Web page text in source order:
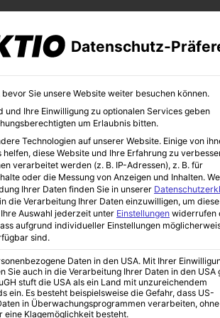
KUNST
2022
Datenschutz-
Sie unsere Website weiter besuchen können.
und Ihre Einwilligung zu optionalen Services geben
um Erlaubnis bitten.
Technologien auf unserer Website. Einige von
diese Website und Ihre Erfahrung zu
verarbeitet werden (z. B. IP-Adressen), z. B. für
oder die Messung von Anzeigen und Inhalten.
Ihrer Daten finden Sie in unserer
die Verarbeitung Ihrer Daten einzuwilligen, um
Auswahl jederzeit unter Einstellungen widerrufen
aufgrund individueller Einstellungen
sind.
Daten in den USA. Mit Ihrer
Sie auch in die Verarbeitung Ihrer Daten in den USA
stuft die USA als ein Land mit unzureichendem
ein. Es besteht beispielsweise die Gefahr, dass US-
in Überwachungsprogrammen verarbeiten,
eine Klagemöglichkeit besteht.